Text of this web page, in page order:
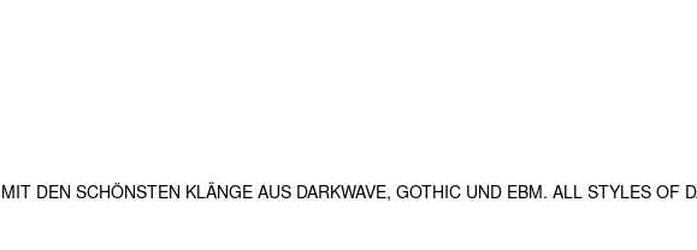
DEN SCHÖNSTEN KLÄNGE AUS DARKWAVE, GOTHIC UND EBM. ALL STYLES OF